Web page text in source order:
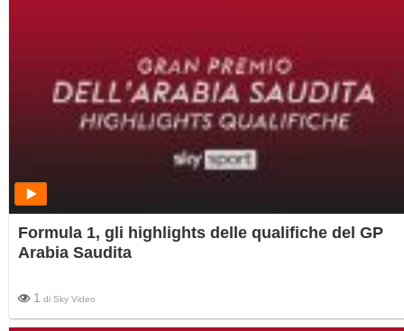
Formula 1, gli highlights delle qualifiche del GP
Arabia Saudita
1 di Sky Video